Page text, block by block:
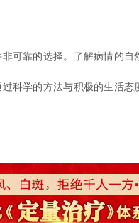
靠的选择。了解病情的自
科学的方法与积极的生活态